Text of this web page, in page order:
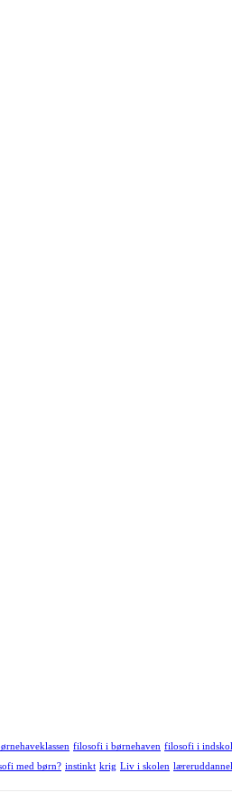
filosofi i børnehaven filosofi i
med børn? instinkt krig Liv i skolen